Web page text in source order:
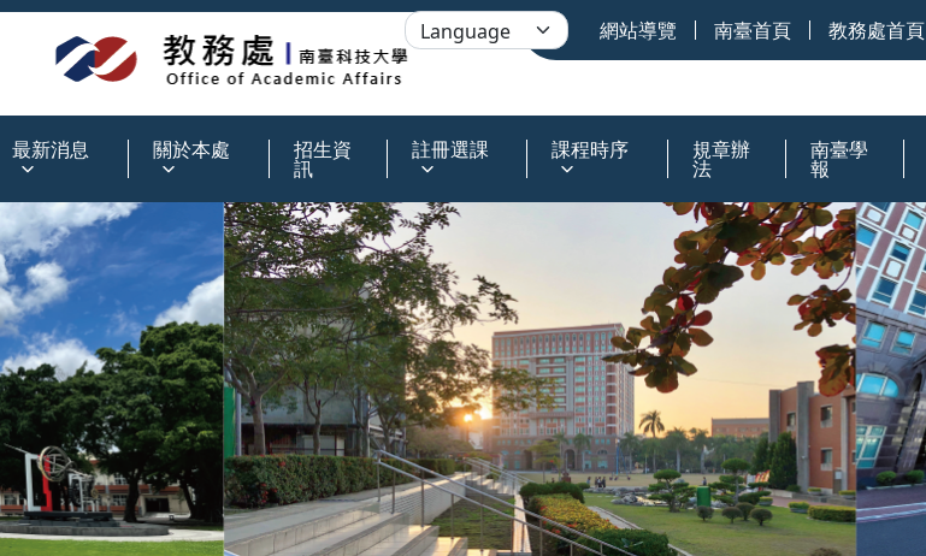
網站導覽 南臺首頁 教務處首頁
最新消息 關於本處 招生資
訊
註冊選課 課程時序 規章辦
法
南臺學
報